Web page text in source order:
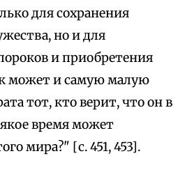
для сохранения
но и для
и приобретения
может и самую малую
тот, кто верит, что он в
время может
мира?" [с. 451, 453].